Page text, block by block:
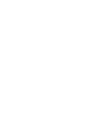
4- kuused Cane Corso